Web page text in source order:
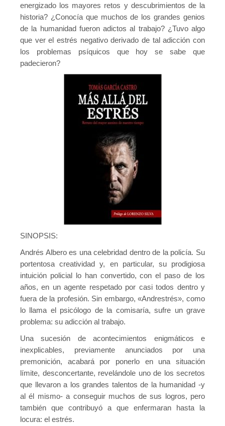
Vídeos youtube
Acciones Formativas CGPSST
Otras acciones formativas
Politica de Privacidad y Protección de Datos
Contacto
energizado los mayores retos y descubrimientos de la
historia? ¿Conocía que muchos de los grandes genios
de la humanidad fueron adictos al trabajo? ¿Tuvo algo
que ver el estrés negativo derivado de tal adicción con
los problemas psíquicos que hoy se sabe que
padecieron?
SINOPSIS:
Andrés Albero es una celebridad dentro de la policía. Su
portentosa creatividad y, en particular, su prodigiosa
intuición policial lo han convertido, con el paso de los
años, en un agente respetado por casi todos dentro y
fuera de la profesión. Sin embargo, «Andrestrés», como
lo llama el psicólogo de la comisaría, sufre un grave
problema: su adicción al trabajo.
Una sucesión de acontecimientos enigmáticos e
inexplicables, previamente anunciados por una
premonición, acabará por ponerlo en una situación
límite, desconcertante, revelándole uno de los secretos
que llevaron a los grandes talentos de la humanidad -y
al él mismo- a conseguir muchos de sus logros, pero
también que contribuyó a que enfermaran hasta la
locura: el estrés.